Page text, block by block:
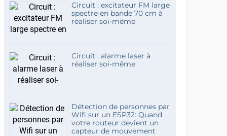
Circuit : excitateur FM large
spectre en bande 70 cm à
réaliser soi-même
Circuit : alarme laser à
réaliser soi-même
Détection de personnes par
Wifi sur un ESP32: Quand
votre routeur devient un
capteur de mouvement